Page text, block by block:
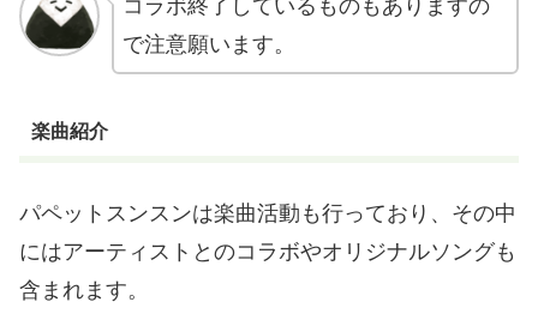
コラボ終了しているものもありますの
で注意願います。
楽曲紹介
パペットスンスンは楽曲活動も行っており、その中
にはアーティストとのコラボやオリジナルソングも
含まれます。